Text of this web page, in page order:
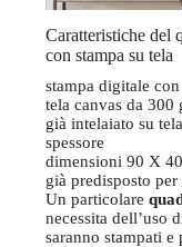
Caratteristiche del
con stampa su tela
stampa digitale
tela canvas da 300
già intelaiato su
spessore
dimensioni 90 X
già predisposto per
Un particolare
necessita dell’uso
saranno stampati